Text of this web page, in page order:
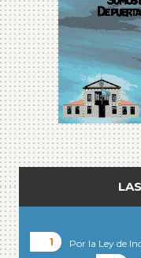
Por la Ley de